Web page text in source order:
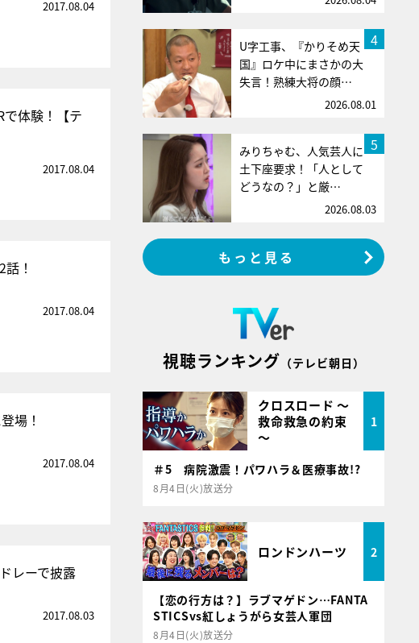
2017.08.04
体験！【テ
2017.08.04
！
2017.08.04
場！
2017.08.04
レーで披露
2017.08.03
4
U字工事、『かりそめ天
国』ロケ中にまさかの大
失言！熟練大将の顔…
2026.08.01
5
みりちゃむ、人気芸人に
土下座要求！「人として
どうなの？」と厳…
2026.08.03
もっと見る
視聴ランキング （テレビ朝日）
クロスロード ～
救命救急の約束
～
1
＃5 病院激震！パワハラ＆医療事故!?
8月4日(火)放送分
ロンドンハーツ 2
【恋の行方は？】ラブマゲドン…FANTA
STICSvs紅しょうがら女芸人軍団
8月4日(火)放送分